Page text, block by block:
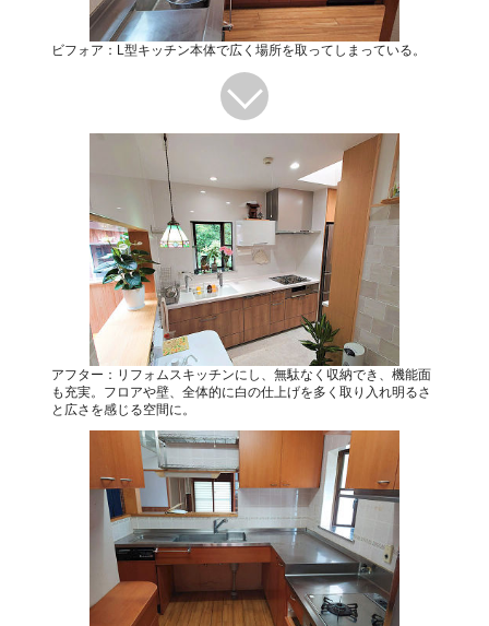
ビフォア：L型キッチン本体で広く場所を取ってしまっている。
アフター：リフォムスキッチンにし、無駄なく収納でき、機能面
も充実。フロアや壁、全体的に白の仕上げを多く取り入れ明るさ
と広さを感じる空間に。